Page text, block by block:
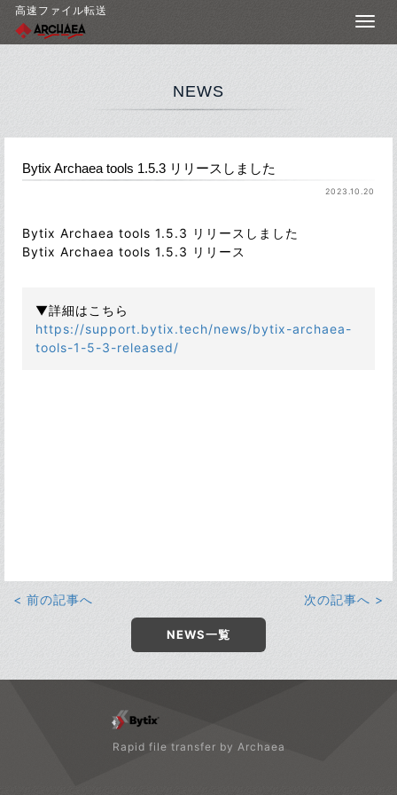
高速ファイル転送
NEWS
Bytix Archaea tools 1.5.3 リリースしました
2023.10.20
Bytix Archaea tools 1.5.3 リリースしました
Bytix Archaea tools 1.5.3 リリース
▼詳細はこちら
https://support.bytix.tech/news/bytix-archaea-
tools-1-5-3-released/
< 前の記事へ 次の記事へ >
NEWS一覧
Rapid file transfer by Archaea